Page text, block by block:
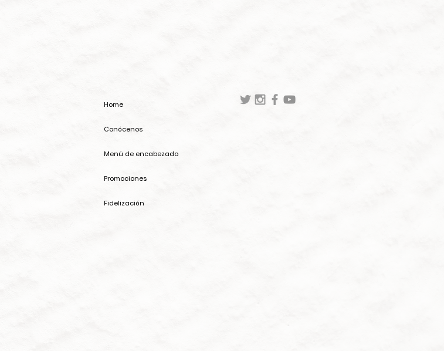
Home
Conócenos
Menú de encabezado
Promociones
Fidelización